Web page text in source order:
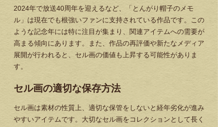
2024年で放送40周年を迎えるなど、「とんがり帽子のメモ
ル」は現在でも根強いファンに支持されている作品です。この
ような記念年には特に注目が集まり、関連アイテムへの需要が
高まる傾向にあります。また、作品の再評価や新たなメディア
展開が行われると、セル画の価値も上昇する可能性がありま
す。
セル画の適切な保存方法
セル画は素材の性質上、適切な保管をしないと経年劣化が進み
やすいアイテムです。大切なセル画をコレクションとして長く